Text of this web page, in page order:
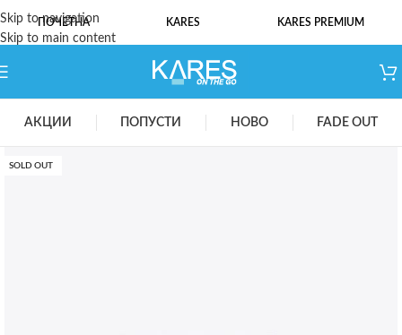
Skip to navigation
Skip to main content
ПОЧЕТНА KARES KARES PREMIUM
АКЦИИ ПОПУСТИ НОВО FADE OUT
SOLD OUT